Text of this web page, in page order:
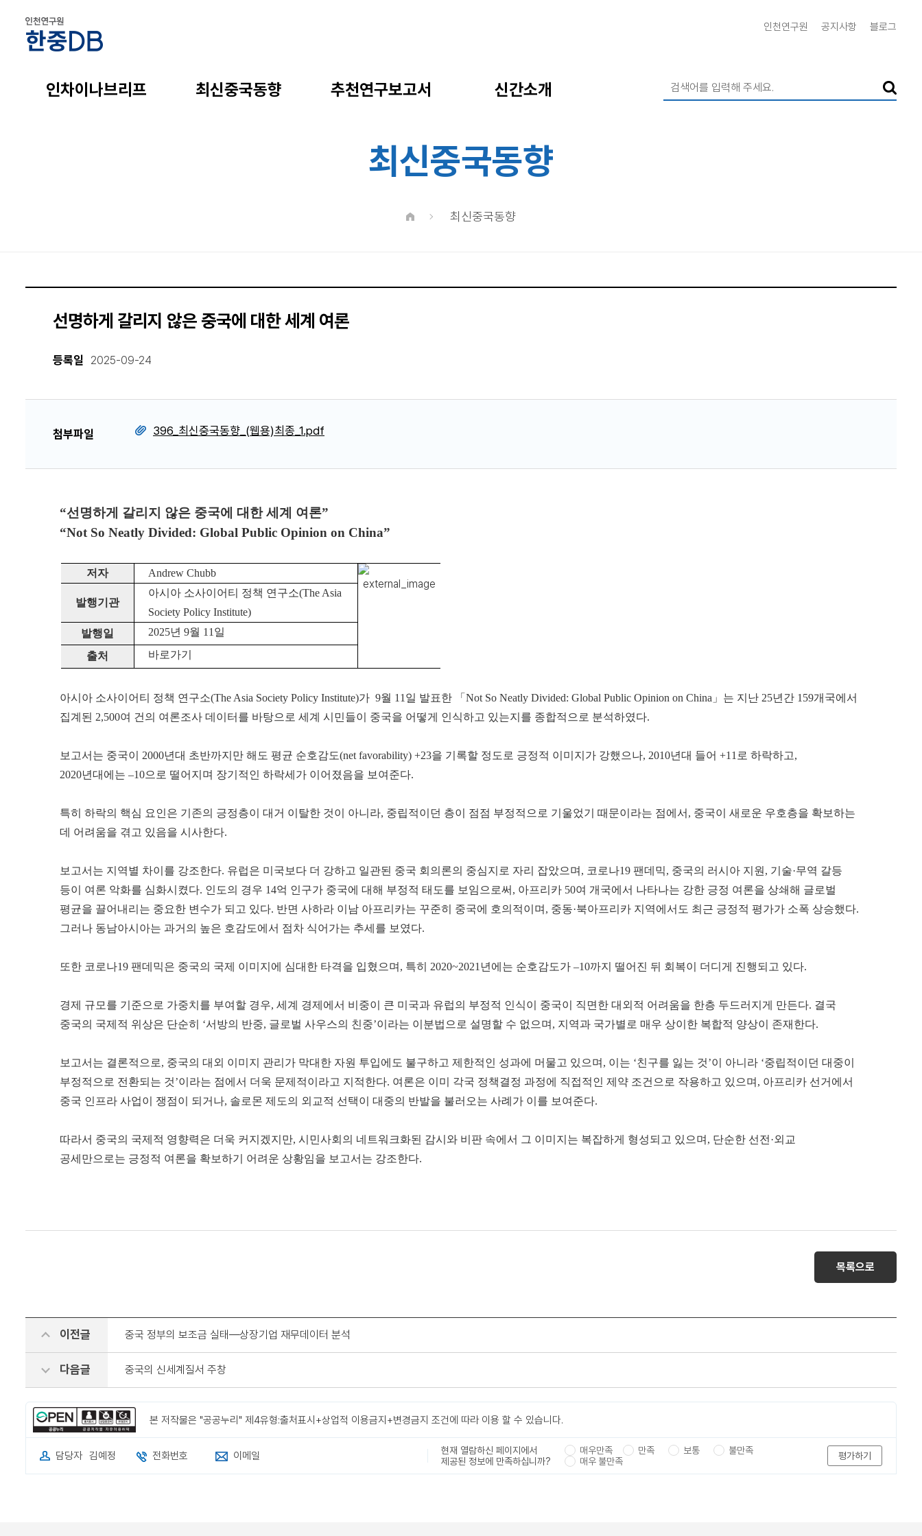
인천연구원 공지사항 블로그
인차이나브리프 최신중국동향 추천연구보고서 신간소개
최신중국동향
최신중국동향
선명하게 갈리지 않은 중국에 대한 세계 여론
등록일 2025-09-24
첨부파일 396_최신중국동향_(웹용)최종_1.pdf
“선명하게 갈리지 않은 중국에 대한 세계 여론”
“Not So Neatly Divided: Global Public Opinion on China”
저자 Andrew Chubb
발행기관
아시아 소사이어티 정책 연구소(The Asia
Society Policy Institute)
발행일
2025년 9월 11일
출처 바로가기
아시아 소사이어티 정책 연구소(The Asia Society Policy Institute)가 9월 11일 발표한 「Not So Neatly Divided: Global Public Opinion on China」는 지난 25년간 159개국에서
집계된 2,500여 건의 여론조사 데이터를 바탕으로 세계 시민들이 중국을 어떻게 인식하고 있는지를 종합적으로 분석하였다.
보고서는 중국이 2000년대 초반까지만 해도 평균 순호감도(net favorability) +23을 기록할 정도로 긍정적 이미지가 강했으나, 2010년대 들어 +11로 하락하고,
2020년대에는 –10으로 떨어지며 장기적인 하락세가 이어졌음을 보여준다.
특히 하락의 핵심 요인은 기존의 긍정층이 대거 이탈한 것이 아니라, 중립적이던 층이 점점 부정적으로 기울었기 때문이라는 점에서, 중국이 새로운 우호층을 확보하는
데 어려움을 겪고 있음을 시사한다.
보고서는 지역별 차이를 강조한다. 유럽은 미국보다 더 강하고 일관된 중국 회의론의 중심지로 자리 잡았으며, 코로나19 팬데믹, 중국의 러시아 지원, 기술·무역 갈등
등이 여론 악화를 심화시켰다. 인도의 경우 14억 인구가 중국에 대해 부정적 태도를 보임으로써, 아프리카 50여 개국에서 나타나는 강한 긍정 여론을 상쇄해 글로벌
평균을 끌어내리는 중요한 변수가 되고 있다. 반면 사하라 이남 아프리카는 꾸준히 중국에 호의적이며, 중동·북아프리카 지역에서도 최근 긍정적 평가가 소폭 상승했다.
그러나 동남아시아는 과거의 높은 호감도에서 점차 식어가는 추세를 보였다.
또한 코로나19 팬데믹은 중국의 국제 이미지에 심대한 타격을 입혔으며, 특히 2020~2021년에는 순호감도가 –10까지 떨어진 뒤 회복이 더디게 진행되고 있다.
경제 규모를 기준으로 가중치를 부여할 경우, 세계 경제에서 비중이 큰 미국과 유럽의 부정적 인식이 중국이 직면한 대외적 어려움을 한층 두드러지게 만든다. 결국
중국의 국제적 위상은 단순히 ‘서방의 반중, 글로벌 사우스의 친중’이라는 이분법으로 설명할 수 없으며, 지역과 국가별로 매우 상이한 복합적 양상이 존재한다.
보고서는 결론적으로, 중국의 대외 이미지 관리가 막대한 자원 투입에도 불구하고 제한적인 성과에 머물고 있으며, 이는 ‘친구를 잃는 것’이 아니라 ‘중립적이던 대중이
부정적으로 전환되는 것’이라는 점에서 더욱 문제적이라고 지적한다. 여론은 이미 각국 정책결정 과정에 직접적인 제약 조건으로 작용하고 있으며, 아프리카 선거에서
중국 인프라 사업이 쟁점이 되거나, 솔로몬 제도의 외교적 선택이 대중의 반발을 불러오는 사례가 이를 보여준다.
따라서 중국의 국제적 영향력은 더욱 커지겠지만, 시민사회의 네트워크화된 감시와 비판 속에서 그 이미지는 복잡하게 형성되고 있으며, 단순한 선전·외교
공세만으로는 긍정적 여론을 확보하기 어려운 상황임을 보고서는 강조한다.
목록으로
이전글 중국 정부의 보조금 실태―상장기업 재무데이터 분석
다음글 중국의 신세계질서 주창
본 저작물은 "공공누리" 제4유형:출처표시+상업적 이용금지+변경금지 조건에 따라 이용 할 수 있습니다.
담당자 김예정 전화번호 이메일
현재 열람하신 페이지에서
제공된 정보에 만족하십니까?
매우만족 만족 보통
불만족
매우 불만족
평가하기